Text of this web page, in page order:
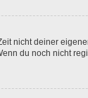
nicht deiner
du noch nicht